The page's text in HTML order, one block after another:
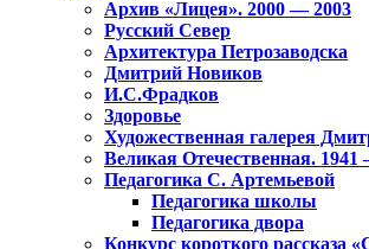
Архив «Лицея». 2000 — 2003
Русский Север
Архитектура Петрозаводска
Дмитрий Новиков
И.С.Фрадков
Здоровье
Художественная галерея
Великая Отечественная. 1941
Педагогика С. Артемьевой
Педагогика школы
Педагогика двора
Конкурс короткого рассказа